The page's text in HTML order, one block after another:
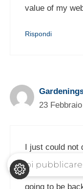
value of my
Rispondi
23
I just could not
suggesting that
info an
going to be
Vuoi